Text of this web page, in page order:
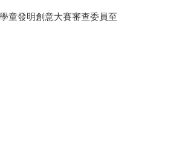
童發明創意大賽審查委員至